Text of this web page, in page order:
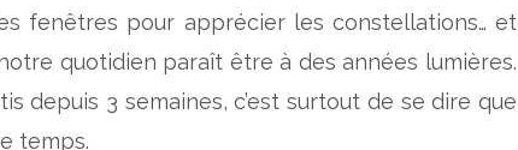
fenêtres pour apprécier les constellations… et
quotidien paraît être à des années lumières.
depuis 3 semaines, c’est surtout de se dire que
temps.